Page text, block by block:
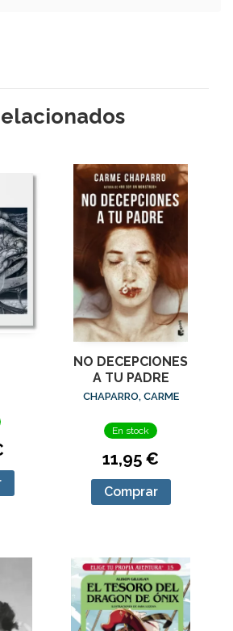
NO DECEPCIONES
A TU PADRE
CHAPARRO, CARME
En stock
11,95 €
Comprar